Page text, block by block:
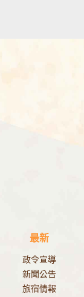
最新
政令宣導
新聞公告
旅宿情報